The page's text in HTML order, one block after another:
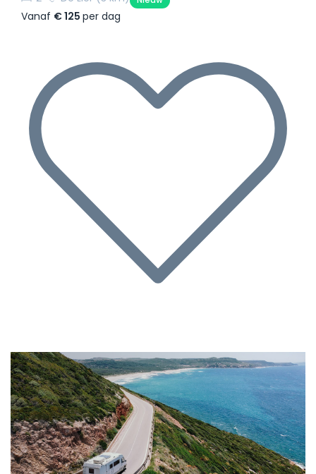
Vanaf € 125 per dag